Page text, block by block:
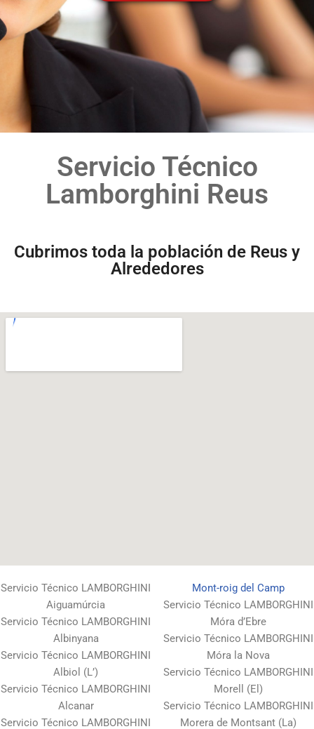
Servicio Técnico
Lamborghini Reus
Cubrimos toda la población de Reus y
Alrededores
Servicio Técnico LAMBORGHINI
Aiguamúrcia
Servicio Técnico LAMBORGHINI
Albinyana
Servicio Técnico LAMBORGHINI
Albiol (L’)
Servicio Técnico LAMBORGHINI
Alcanar
Servicio Técnico LAMBORGHINI
Mont-roig del Camp
Servicio Técnico LAMBORGHINI
Móra d’Ebre
Servicio Técnico LAMBORGHINI
Móra la Nova
Servicio Técnico LAMBORGHINI
Morell (El)
Servicio Técnico LAMBORGHINI
Morera de Montsant (La)